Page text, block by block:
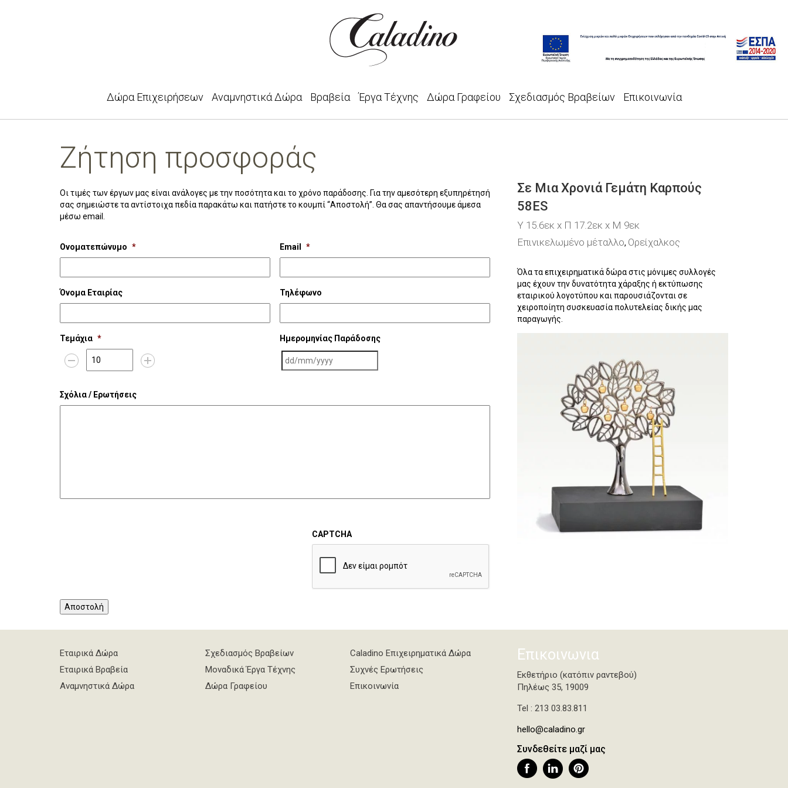
Δώρα Επιχειρήσεων Αναμνηστικά Δώρα Βραβεία Έργα Τέχνης Δώρα Γραφείου Σχεδιασμός Βραβείων Επικοινωνία
Ζήτηση προσφοράς
Οι τιμές των έργων μας είναι ανάλογες με την ποσότητα και το χρόνο παράδοσης. Για την αμεσότερη εξυπηρέτησή
σας σημειώστε τα αντίστοιχα πεδία παρακάτω και πατήστε το κουμπί “Αποστολή”. Θα σας απαντήσουμε άμεσα
μέσω email.
Ονοματεπώνυμο * Email *
Όνομα Εταιρίας Τηλέφωνο
Τεμάχια * Ημερομηνίας Παράδοσης
Σχόλια / Ερωτήσεις
CAPTCHA
Αποστολή
Σε Μια Χρονιά Γεμάτη Καρπούς
58ES
Υ 15.6εκ x Π 17.2εκ x Μ 9εκ
Επινικελωμένο μέταλλο, Ορείχαλκος
Όλα τα επιχειρηματικά δώρα στις μόνιμες συλλογές
μας έχουν την δυνατότητα χάραξης ή εκτύπωσης
εταιρικού λογοτύπου και παρουσιάζονται σε
χειροποίητη συσκευασία πολυτελείας δικής μας
παραγωγής.
Εταιρικά Δώρα
Εταιρικά Βραβεία
Αναμνηστικά Δώρα
Σχεδιασμός Βραβείων
Μοναδικά Έργα Τέχνης
Δώρα Γραφείου
Caladino Επιχειρηματικά Δώρα
Συχνές Ερωτήσεις
Επικοινωνία
Επικοινωνια
Εκθετήριο (κατόπιν ραντεβού)
Πηλέως 35, 19009
Tel : 213 03.83.811
hello@caladino.gr
Συνδεθείτε μαζί μας